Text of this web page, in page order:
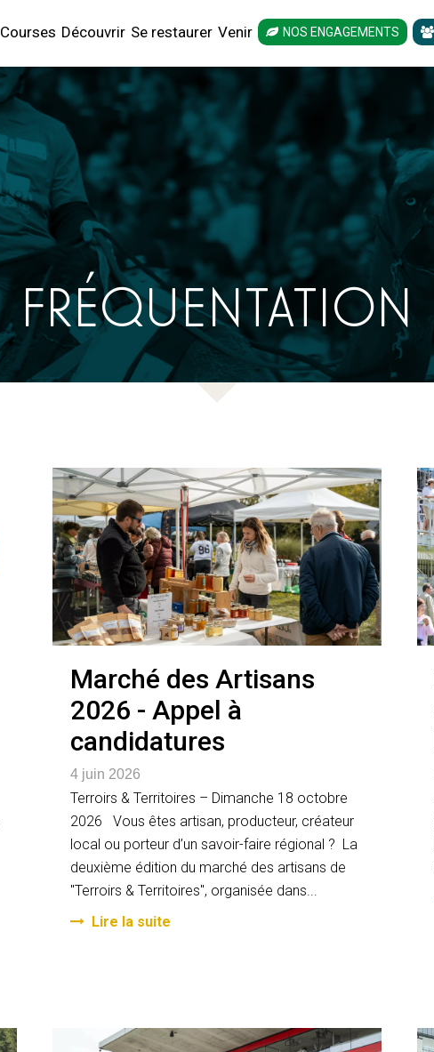
Courses Découvrir Se restaurer Venir NOS ENGAGEMENTS
FRÉQUENTATION
Marché des Artisans
2026 - Appel à
candidatures
4 juin 2026
Terroirs & Territoires – Dimanche 18 octobre
2026 Vous êtes artisan, producteur, créateur
local ou porteur d’un savoir-faire régional ? La
deuxième édition du marché des artisans de
"Terroirs & Territoires", organisée dans...
Lire la suite